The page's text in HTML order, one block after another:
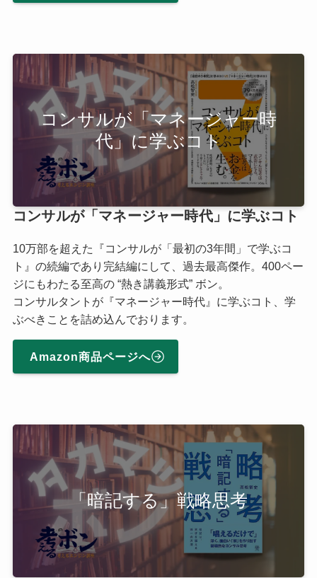
コンサルが「マネージャー時
代」に学ぶコト
コンサルが「マネージャー時代」に学ぶコト
10万部を超えた『コンサルが「最初の3年間」で学ぶコ
ト』の続編であり完結編にして、過去最高傑作。400ペー
ジにもわたる至高の “熱き講義形式” ボン。
コンサルタントが『マネージャー時代』に学ぶコト、学
ぶべきことを詰め込んでおります。
Amazon商品ページへ
「暗記する」戦略思考